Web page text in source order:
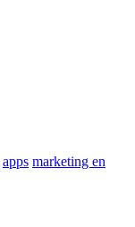
apps marketing en